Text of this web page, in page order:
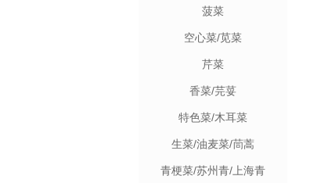
菠菜
空心菜/苋菜
芹菜
香菜/芫荽
特色菜/木耳菜
生菜/油麦菜/茼蒿
青梗菜/苏州青/上海青